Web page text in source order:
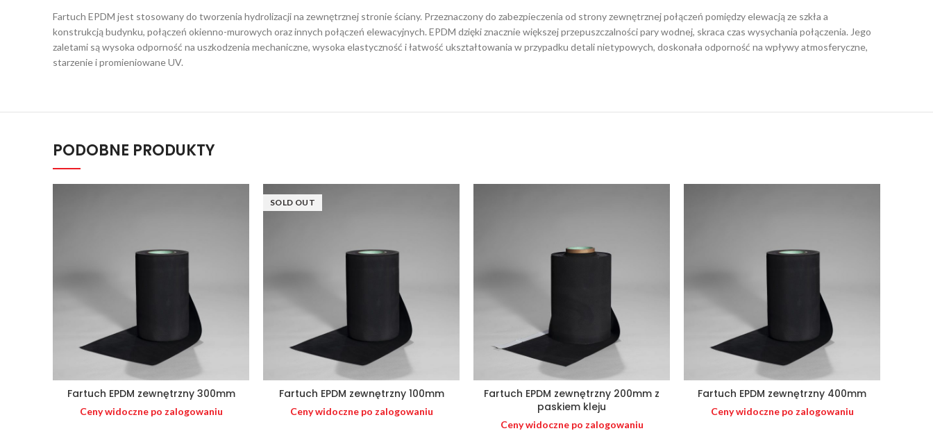
Fartuch EPDM jest stosowany do tworzenia hydrolizacji na zewnętrznej stronie ściany. Przeznaczony do zabezpieczenia od strony zewnętrznej połączeń pomiędzy elewacją ze szkła a
konstrukcją budynku, połączeń okienno-murowych oraz innych połączeń elewacyjnych. EPDM dzięki znacznie większej przepuszczalności pary wodnej, skraca czas wysychania połączenia. Jego
zaletami są wysoka odporność na uszkodzenia mechaniczne, wysoka elastyczność i łatwość ukształtowania w przypadku detali nietypowych, doskonała odporność na wpływy atmosferyczne,
starzenie i promieniowane UV.
PODOBNE PRODUKTY
Fartuch EPDM zewnętrzny 300mm
Ceny widoczne po zalogowaniu
SOLD OUT
Fartuch EPDM zewnętrzny 100mm
Ceny widoczne po zalogowaniu
Fartuch EPDM zewnętrzny 200mm z
paskiem kleju
Ceny widoczne po zalogowaniu
Fartuch EPDM zewnętrzny 400mm
Ceny widoczne po zalogowaniu